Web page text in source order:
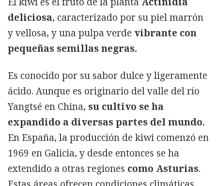
deliciosa, caracterizado por su piel marrón
y vellosa, y una pulpa verde vibrante con
pequeñas semillas negras.
Es conocido por su sabor dulce y ligeramente
ácido. Aunque es originario del valle del río
Yangtsé en China, su cultivo se ha
expandido a diversas partes del mundo.
En España, la producción de kiwi comenzó en
1969 en Galicia, y desde entonces se ha
extendido a otras regiones como Asturias.